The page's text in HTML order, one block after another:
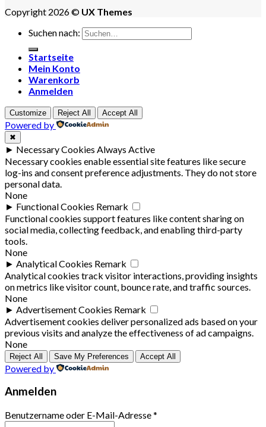
Copyright 2026 © UX Themes
Suchen nach:
Startseite
Mein Konto
Warenkorb
Anmelden
Customize Reject All Accept All
Powered by
✖
► Necessary Cookies Always Active
Necessary cookies enable essential site features like secure
log-ins and consent preference adjustments. They do not store
personal data.
None
► Functional Cookies Remark
Functional cookies support features like content sharing on
social media, collecting feedback, and enabling third-party
tools.
None
► Analytical Cookies Remark
Analytical cookies track visitor interactions, providing insights
on metrics like visitor count, bounce rate, and traffic sources.
None
► Advertisement Cookies Remark
Advertisement cookies deliver personalized ads based on your
previous visits and analyze the effectiveness of ad campaigns.
None
Reject All Save My Preferences Accept All
Powered by
Anmelden
Benutzername oder E-Mail-Adresse*